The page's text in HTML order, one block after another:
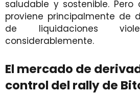
saludable y sostenible.
proviene principalmente de
de liquidaciones
considerablemente.
El mercado de
control del rally de